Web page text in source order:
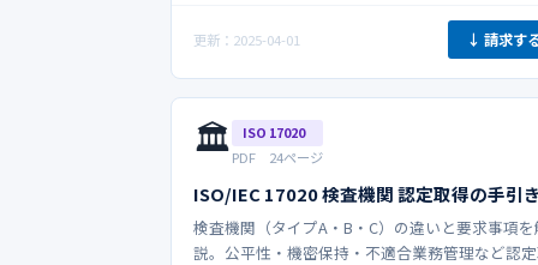
更新：2025-04-01 ↓ 請求す
🏛️ ISO 17020
PDF 24ページ
ISO/IEC 17020 検査機関 認定取得の手引き
検査機関（タイプA・B・C）の違いと要求事項
説。公平性・機密保持・不適合業務管理など認